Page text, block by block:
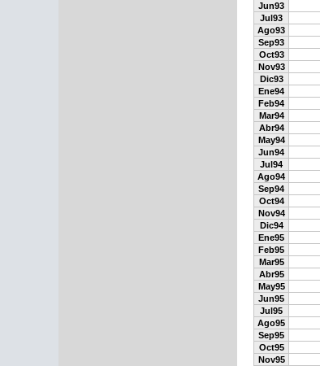
Jun93
Jul93
Ago93
Sep93
Oct93
Nov93
Dic93
Ene94
Feb94
Mar94
Abr94
May94
Jun94
Jul94
Ago94
Sep94
Oct94
Nov94
Dic94
Ene95
Feb95
Mar95
Abr95
May95
Jun95
Jul95
Ago95
Sep95
Oct95
Nov95